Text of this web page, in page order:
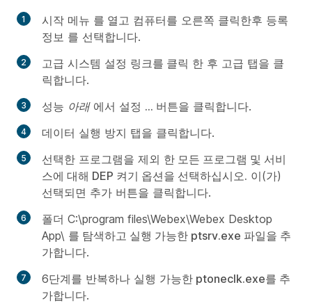
시작 메뉴 를 열고 컴퓨터를 오른쪽 클릭한후 등록
정보 를 선택합니다.
고급 시스템 설정 링크를 클릭 한 후 고급 탭을 클
릭합니다.
성능 아래에서 설정 ... 버튼을 클릭합니다.
데이터 실행 방지 탭을 클릭합니다.
선택한 프로그램을 제외 한 모든 프로그램 및 서비
스에 대해 DEP 켜기 옵션을 선택하십시오. 이(가)
선택되면 추가 버튼을 클릭합니다.
폴더 C:\program files\Webex\Webex Desktop
App\ 를 탐색하고 실행 가능한 ptsrv.exe 파일을 추
가합니다.
6단계를 반복하나 실행 가능한 ptoneclk.exe를 추
가합니다.